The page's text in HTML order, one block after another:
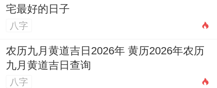
后续仪式
气外泄。每日营业前应焚香祈福;连续七日不
断~以稳固商场运势.注意保持收银台整洁，
宅最好的日子
八字
农历九月黄道吉日2026年 黄历2026年农历
九月黄道吉日查询
八字